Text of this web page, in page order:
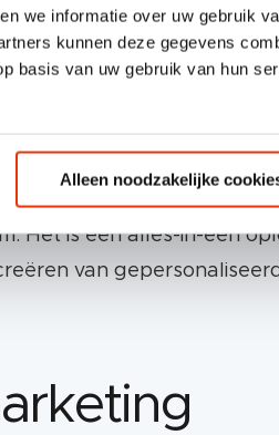
we informatie over uw gebruik
kunnen deze gegevens
basis van uw gebruik van hun
Alleen noodzakelijke
en landingspagina’s.
tot uitgebreide
gebruiken.
partner bureau kan je
en
bedrijf in staat om je
Het is een alles-in-één
van